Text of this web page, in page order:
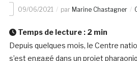
09/06/2021 par Marine Chastagner
Temps de lecture : 2 min
Depuis quelques mois, le Centre
s’est engagé dans un projet